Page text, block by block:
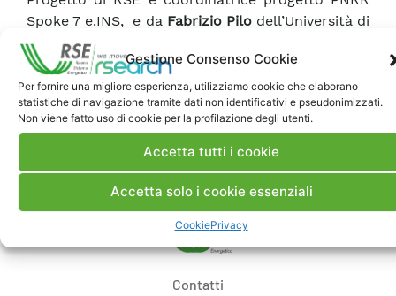
Gestione Consenso Cookie
Per fornire una migliore esperienza, utilizziamo cookie che elaborano
statistiche di navigazione tramite dati non identificativi e pseudonimizzati.
Non viene fatto uso di cookie per la profilazione degli utenti.
Accetta tutti i cookie
Accetta solo i cookie essenziali
CookiePrivacy
Spoke 7 e.INS, e da Fabrizio Pilodell’Università di
Cagliari, Responsabile scientifico del progetto e
Prorettore per l’innovazione e il territorio.
Clicca qui per consultare il programma.
Contatti